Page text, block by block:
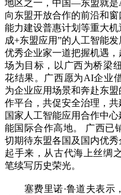
地区之一，中国—东盟就是
向东盟开放合作的前沿和
能力建设普惠计划等重大
成+东盟应用”的人工智能
优秀企业家一道把握机遇
场为目标，以广西为桥梁
花结果。广西愿为AI企业
为企业应用场景和奔赴东
作平台，共促安全治理，
国家人工智能应用合作中
能国际合作高地。 广西已
切期待东盟各国及国内优
起手来，从古代海上丝绸
笔续写历史荣光。
塞费里诺·鲁道夫表示